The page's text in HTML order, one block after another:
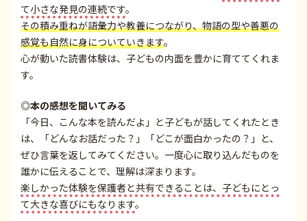
て小さな発見の連続です。
その積み重ねが語彙力や教養につながり、物語の型や善悪の
感覚も自然に身についていきます。
心が動いた読書体験は、子どもの内面を豊かに育ててくれま
す。
◎本の感想を聞いてみる
「今日、こんな本を読んだよ」と子どもが話してくれたとき
は、「どんなお話だった？」「どこが面白かったの？」と、
ぜひ言葉を返してみてください。一度心に取り込んだものを
誰かに伝えることで、理解は深まります。
楽しかった体験を保護者と共有できることは、子どもにとっ
て大きな喜びにもなります。